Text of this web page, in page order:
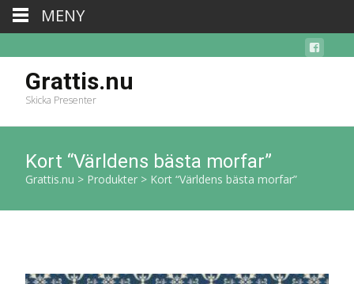
Grattis.nu
Skicka Presenter
Kort “Världens bästa morfar”
Grattis.nu > Produkter > Kort “Världens bästa morfar”
MENY